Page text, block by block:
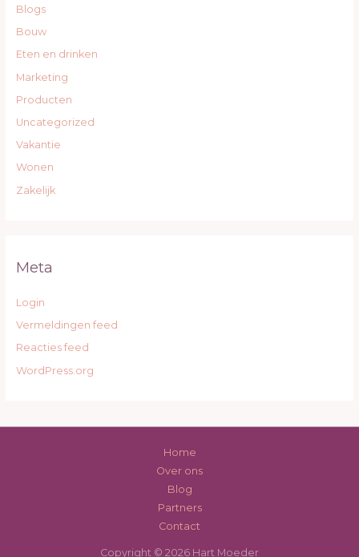
Blogs
Bouw
Eten en drinken
Marketing
Producten
Uncategorized
Vakantie
Wonen
Zakelijk
Meta
Login
Vermeldingen feed
Reacties feed
WordPress.org
Home
Over ons
Blog
Partners
Contact
Copyright © 2026 Hart Moeder